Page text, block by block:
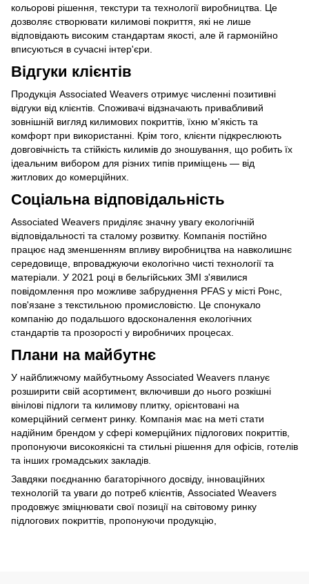
кольорові рішення, текстури та технології виробництва. Це
дозволяє створювати килимові покриття, які не лише
відповідають високим стандартам якості, але й гармонійно
вписуються в сучасні інтер'єри.
Відгуки клієнтів
Продукція Associated Weavers отримує численні позитивні
відгуки від клієнтів. Споживачі відзначають привабливий
зовнішній вигляд килимових покриттів, їхню м'якість та
комфорт при використанні. Крім того, клієнти підкреслюють
довговічність та стійкість килимів до зношування, що робить їх
ідеальним вибором для різних типів приміщень — від
житлових до комерційних.
Соціальна відповідальність
Associated Weavers приділяє значну увагу екологічній
відповідальності та сталому розвитку. Компанія постійно
працює над зменшенням впливу виробництва на навколишнє
середовище, впроваджуючи екологічно чисті технології та
матеріали. У 2021 році в бельгійських ЗМІ з'явилися
повідомлення про можливе забруднення PFAS у місті Ронс,
пов'язане з текстильною промисловістю. Це спонукало
компанію до подальшого вдосконалення екологічних
стандартів та прозорості у виробничих процесах.
Плани на майбутнє
У найближчому майбутньому Associated Weavers планує
розширити свій асортимент, включивши до нього розкішні
вінілові підлоги та килимову плитку, орієнтовані на
комерційний сегмент ринку. Компанія має на меті стати
надійним брендом у сфері комерційних підлогових покриттів,
пропонуючи високоякісні та стильні рішення для офісів, готелів
та інших громадських закладів.
Завдяки поєднанню багаторічного досвіду, інноваційних
технологій та уваги до потреб клієнтів, Associated Weavers
продовжує зміцнювати свої позиції на світовому ринку
підлогових покриттів, пропонуючи продукцію,